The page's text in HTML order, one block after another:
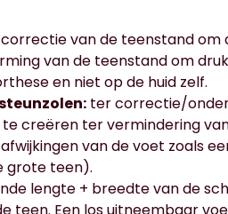
van de teenstand
van de teenstand om
en niet op de huid zelf.
ter correctie/
creëren ter vermindering
van de voet zoals
grote teen).
lengte + breedte van de